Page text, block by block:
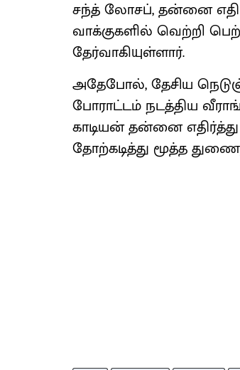
சந்த் லோசப், தன்னை
வாக்குகளில் வெற்றி
தேர்வாகியுள்ளார்.
அதேபோல், தேசிய
போராட்டம் நடத்திய
காடியன் தன்னை எதிர்த்து
தோற்கடித்து மூத்த